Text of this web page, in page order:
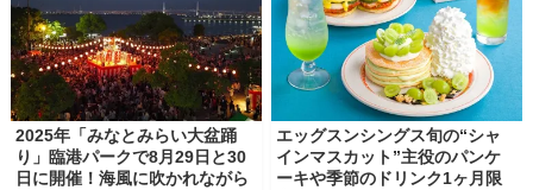
2025年「みなとみらい大盆踊
り」臨港パークで8月29日と30
日に開催！海風に吹かれながら
エッグスンシングス旬の“シャ
インマスカット”主役のパンケ
ーキや季節のドリンク1ヶ月限